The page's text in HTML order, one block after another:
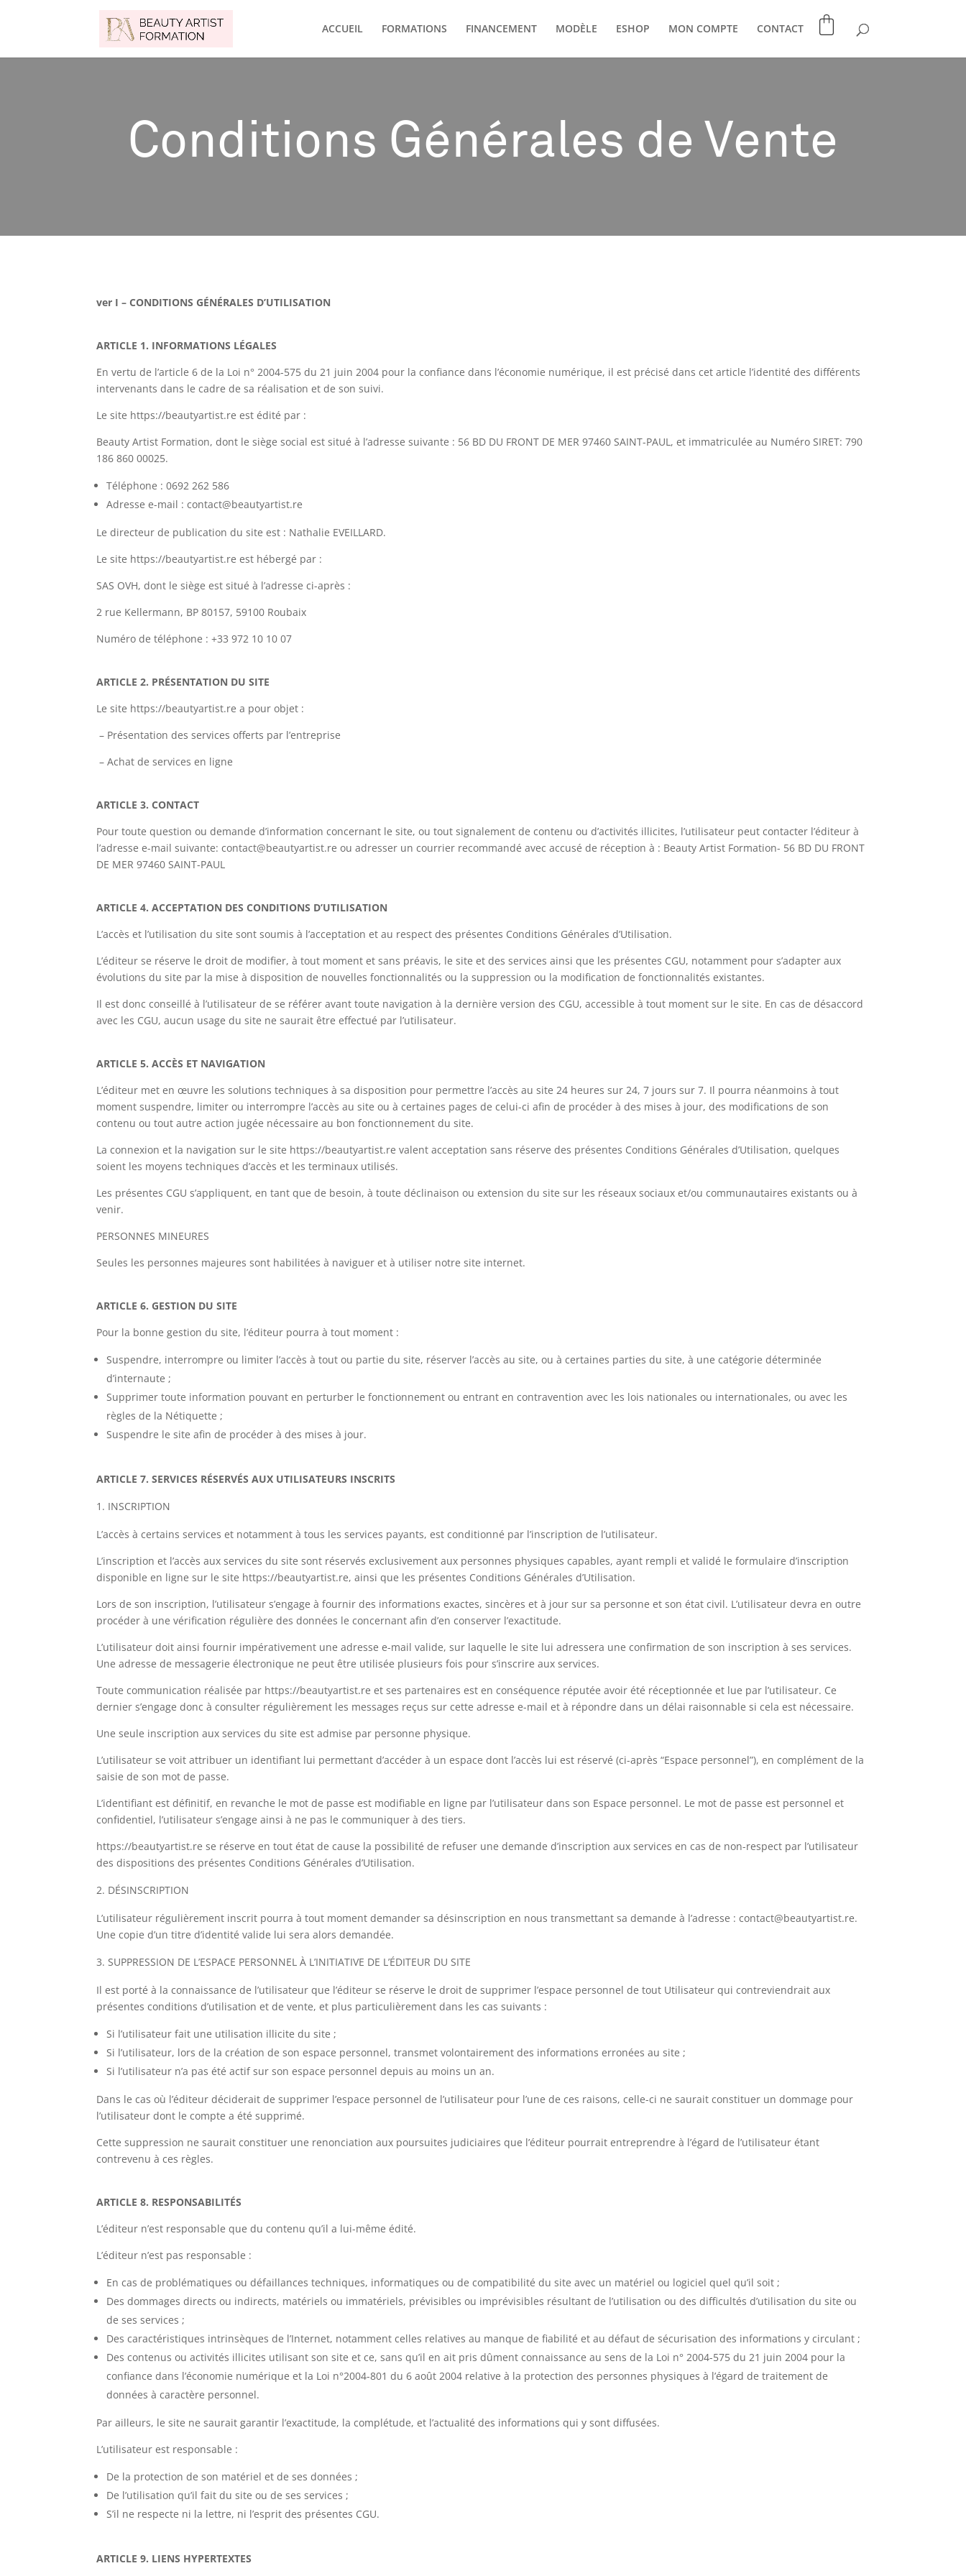
ACCUEIL FORMATIONS FINANCEMENT MODÈLE ESHOP MON COMPTE CONTACT
Conditions Générales de Vente
ver I – CONDITIONS GÉNÉRALES D’UTILISATION
ARTICLE 1. INFORMATIONS LÉGALES
En vertu de l’article 6 de la Loi n° 2004-575 du 21 juin 2004 pour la confiance dans l’économie numérique, il est précisé dans cet article l’identité des différents
intervenants dans le cadre de sa réalisation et de son suivi.
Le site https://beautyartist.re est édité par :
Beauty Artist Formation, dont le siège social est situé à l’adresse suivante : 56 BD DU FRONT DE MER 97460 SAINT-PAUL, et immatriculée au Numéro SIRET: 790
186 860 00025.
Téléphone : 0692 262 586
Adresse e-mail : contact@beautyartist.re
Le directeur de publication du site est : Nathalie EVEILLARD.
Le site https://beautyartist.re est hébergé par :
SAS OVH, dont le siège est situé à l’adresse ci-après :
2 rue Kellermann, BP 80157, 59100 Roubaix
Numéro de téléphone : +33 972 10 10 07
ARTICLE 2. PRÉSENTATION DU SITE
Le site https://beautyartist.re a pour objet :
– Présentation des services offerts par l’entreprise
– Achat de services en ligne
ARTICLE 3. CONTACT
Pour toute question ou demande d’information concernant le site, ou tout signalement de contenu ou d’activités illicites, l’utilisateur peut contacter l’éditeur à
l’adresse e-mail suivante: contact@beautyartist.re ou adresser un courrier recommandé avec accusé de réception à : Beauty Artist Formation- 56 BD DU FRONT
DE MER 97460 SAINT-PAUL
ARTICLE 4. ACCEPTATION DES CONDITIONS D’UTILISATION
L’accès et l’utilisation du site sont soumis à l’acceptation et au respect des présentes Conditions Générales d’Utilisation.
L’éditeur se réserve le droit de modifier, à tout moment et sans préavis, le site et des services ainsi que les présentes CGU, notamment pour s’adapter aux
évolutions du site par la mise à disposition de nouvelles fonctionnalités ou la suppression ou la modification de fonctionnalités existantes.
Il est donc conseillé à l’utilisateur de se référer avant toute navigation à la dernière version des CGU, accessible à tout moment sur le site. En cas de désaccord
avec les CGU, aucun usage du site ne saurait être effectué par l’utilisateur.
ARTICLE 5. ACCÈS ET NAVIGATION
L’éditeur met en œuvre les solutions techniques à sa disposition pour permettre l’accès au site 24 heures sur 24, 7 jours sur 7. Il pourra néanmoins à tout
moment suspendre, limiter ou interrompre l’accès au site ou à certaines pages de celui-ci afin de procéder à des mises à jour, des modifications de son
contenu ou tout autre action jugée nécessaire au bon fonctionnement du site.
La connexion et la navigation sur le site https://beautyartist.re valent acceptation sans réserve des présentes Conditions Générales d’Utilisation, quelques
soient les moyens techniques d’accès et les terminaux utilisés.
Les présentes CGU s’appliquent, en tant que de besoin, à toute déclinaison ou extension du site sur les réseaux sociaux et/ou communautaires existants ou à
venir.
PERSONNES MINEURES
Seules les personnes majeures sont habilitées à naviguer et à utiliser notre site internet.
ARTICLE 6. GESTION DU SITE
Pour la bonne gestion du site, l’éditeur pourra à tout moment :
Suspendre, interrompre ou limiter l’accès à tout ou partie du site, réserver l’accès au site, ou à certaines parties du site, à une catégorie déterminée
d’internaute ;
Supprimer toute information pouvant en perturber le fonctionnement ou entrant en contravention avec les lois nationales ou internationales, ou avec les
règles de la Nétiquette ;
Suspendre le site afin de procéder à des mises à jour.
ARTICLE 7. SERVICES RÉSERVÉS AUX UTILISATEURS INSCRITS
INSCRIPTION
L’accès à certains services et notamment à tous les services payants, est conditionné par l’inscription de l’utilisateur.
L’inscription et l’accès aux services du site sont réservés exclusivement aux personnes physiques capables, ayant rempli et validé le formulaire d’inscription
disponible en ligne sur le site https://beautyartist.re, ainsi que les présentes Conditions Générales d’Utilisation.
Lors de son inscription, l’utilisateur s’engage à fournir des informations exactes, sincères et à jour sur sa personne et son état civil. L’utilisateur devra en outre
procéder à une vérification régulière des données le concernant afin d’en conserver l’exactitude.
L’utilisateur doit ainsi fournir impérativement une adresse e-mail valide, sur laquelle le site lui adressera une confirmation de son inscription à ses services.
Une adresse de messagerie électronique ne peut être utilisée plusieurs fois pour s’inscrire aux services.
Toute communication réalisée par https://beautyartist.re et ses partenaires est en conséquence réputée avoir été réceptionnée et lue par l’utilisateur. Ce
dernier s’engage donc à consulter régulièrement les messages reçus sur cette adresse e-mail et à répondre dans un délai raisonnable si cela est nécessaire.
Une seule inscription aux services du site est admise par personne physique.
L’utilisateur se voit attribuer un identifiant lui permettant d’accéder à un espace dont l’accès lui est réservé (ci-après “Espace personnel”), en complément de la
saisie de son mot de passe.
L’identifiant est définitif, en revanche le mot de passe est modifiable en ligne par l’utilisateur dans son Espace personnel. Le mot de passe est personnel et
confidentiel, l’utilisateur s’engage ainsi à ne pas le communiquer à des tiers.
https://beautyartist.re se réserve en tout état de cause la possibilité de refuser une demande d’inscription aux services en cas de non-respect par l’utilisateur
des dispositions des présentes Conditions Générales d’Utilisation.
DÉSINSCRIPTION
L’utilisateur régulièrement inscrit pourra à tout moment demander sa désinscription en nous transmettant sa demande à l’adresse : contact@beautyartist.re.
Une copie d’un titre d’identité valide lui sera alors demandée.
SUPPRESSION DE L’ESPACE PERSONNEL À L’INITIATIVE DE L’ÉDITEUR DU SITE
Il est porté à la connaissance de l’utilisateur que l’éditeur se réserve le droit de supprimer l’espace personnel de tout Utilisateur qui contreviendrait aux
présentes conditions d’utilisation et de vente, et plus particulièrement dans les cas suivants :
Si l’utilisateur fait une utilisation illicite du site ;
Si l’utilisateur, lors de la création de son espace personnel, transmet volontairement des informations erronées au site ;
Si l’utilisateur n’a pas été actif sur son espace personnel depuis au moins un an.
Dans le cas où l’éditeur déciderait de supprimer l’espace personnel de l’utilisateur pour l’une de ces raisons, celle-ci ne saurait constituer un dommage pour
l’utilisateur dont le compte a été supprimé.
Cette suppression ne saurait constituer une renonciation aux poursuites judiciaires que l’éditeur pourrait entreprendre à l’égard de l’utilisateur étant
contrevenu à ces règles.
ARTICLE 8. RESPONSABILITÉS
L’éditeur n’est responsable que du contenu qu’il a lui-même édité.
L’éditeur n’est pas responsable :
En cas de problématiques ou défaillances techniques, informatiques ou de compatibilité du site avec un matériel ou logiciel quel qu’il soit ;
Des dommages directs ou indirects, matériels ou immatériels, prévisibles ou imprévisibles résultant de l’utilisation ou des difficultés d’utilisation du site ou
de ses services ;
Des caractéristiques intrinsèques de l’Internet, notamment celles relatives au manque de fiabilité et au défaut de sécurisation des informations y circulant ;
Des contenus ou activités illicites utilisant son site et ce, sans qu’il en ait pris dûment connaissance au sens de la Loi n° 2004-575 du 21 juin 2004 pour la
confiance dans l’économie numérique et la Loi n°2004-801 du 6 août 2004 relative à la protection des personnes physiques à l’égard de traitement de
données à caractère personnel.
Par ailleurs, le site ne saurait garantir l’exactitude, la complétude, et l’actualité des informations qui y sont diffusées.
L’utilisateur est responsable :
De la protection de son matériel et de ses données ;
De l’utilisation qu’il fait du site ou de ses services ;
S’il ne respecte ni la lettre, ni l’esprit des présentes CGU.
ARTICLE 9. LIENS HYPERTEXTES